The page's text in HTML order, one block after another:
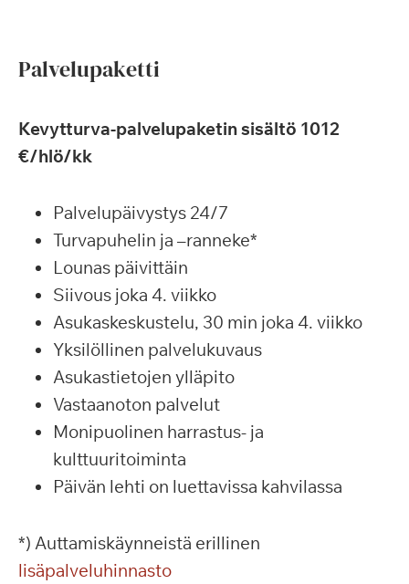
Palvelupaketti
Kevytturva-palvelupaketin sisältö 1012
€/hlö/kk
Palvelupäivystys 24/7
Turvapuhelin ja –ranneke*
Lounas päivittäin
Siivous joka 4. viikko
Asukaskeskustelu, 30 min joka 4. viikko
Yksilöllinen palvelukuvaus
Asukastietojen ylläpito
Vastaanoton palvelut
Monipuolinen harrastus- ja
kulttuuritoiminta
Päivän lehti on luettavissa kahvilassa
*) Auttamiskäynneistä erillinen
lisäpalveluhinnasto